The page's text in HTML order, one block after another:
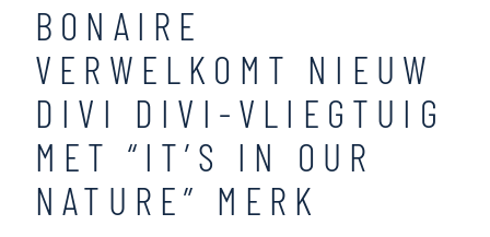
BONAIRE
VERWELKOMT NIEUW
DIVI DIVI-VLIEGTUIG
MET “IT’S IN OUR
NATURE” MERK